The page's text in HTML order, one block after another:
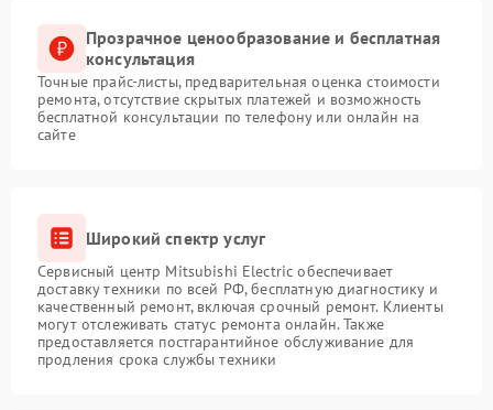
Прозрачное ценообразование и бесплатная
консультация
Точные прайс-листы, предварительная оценка стоимости
ремонта, отсутствие скрытых платежей и возможность
бесплатной консультации по телефону или онлайн на
сайте
Широкий спектр услуг
Сервисный центр Mitsubishi Electric обеспечивает
доставку техники по всей РФ, бесплатную диагностику и
качественный ремонт, включая срочный ремонт. Клиенты
могут отслеживать статус ремонта онлайн. Также
предоставляется постгарантийное обслуживание для
продления срока службы техники